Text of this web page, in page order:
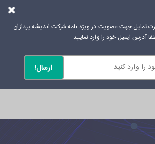
تمایل جهت عضویت در ویژه نامه شرکت اندیشه پردازان
آدرس ایمیل خود را وارد نمایید.